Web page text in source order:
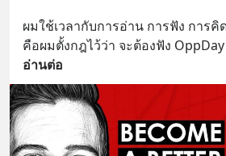
ผมใช้เวลากับการอ่าน การฟัง การคิ
คือผมตั้งกฎไว้ว่า จะต้องฟัง
อ่านต่อ